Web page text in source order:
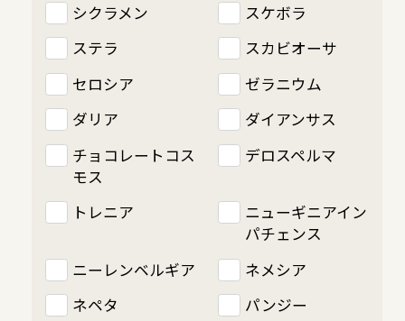
シクラメン
スケボラ
ステラ
スカビオーサ
セロシア
ゼラニウム
ダリア
ダイアンサス
チョコレートコス
モス
デロスペルマ
トレニア
ニューギニアイン
パチェンス
ニーレンベルギア
ネメシア
ネペタ
パンジー